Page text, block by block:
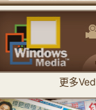
更多